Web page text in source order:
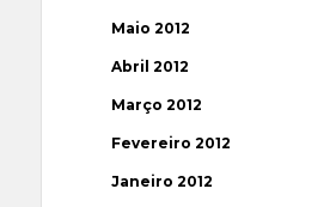
Maio 2012
Abril 2012
Março 2012
Fevereiro 2012
Janeiro 2012